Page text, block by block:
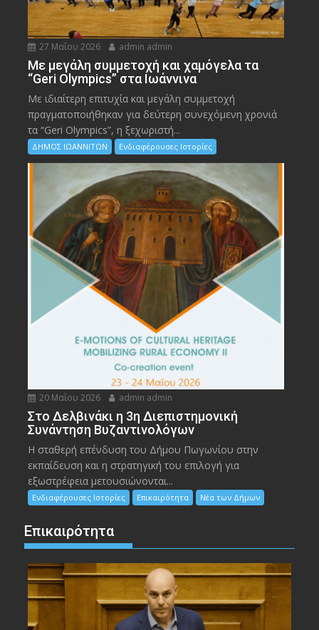
27 Μαΐου 2026 admin admin
Με μεγάλη συμμετοχή και χαμόγελα τα
“Geri Olympics” στα Ιωάννινα
Με ιδιαίτερη επιτυχία και μεγάλη συμμετοχή
πραγματοποιήθηκαν για δεύτερη συνεχόμενη χρονιά
τα “Geri Olympics”, η ξεχωριστή...
ΔΗΜΟΣ ΙΩΑΝΝΙΤΩΝ Ενδιαφέρουσες Ιστορίες
20 Μαΐου 2026 admin admin
Στο Δελβινάκι η 3η Διεπιστημονική
Συνάντηση Βυζαντινολόγων
Η σταθερή επένδυση του Δήμου Πωγωνίου στην
εκπαίδευση και η στρατηγική του επιλογή για
εξωστρέφεια μετουσιώνονται...
Ενδιαφέρουσες Ιστορίες Επικαιρότητα Νέα των Δήμων
Επικαιρότητα